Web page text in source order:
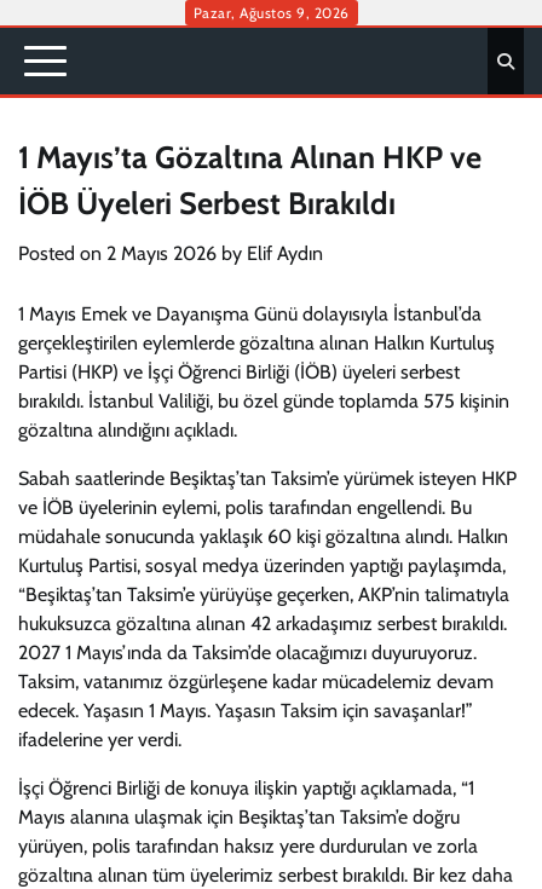
content
Pazar, Ağustos 9, 2026
1 Mayıs’ta Gözaltına Alınan HKP ve
İÖB Üyeleri Serbest Bırakıldı
Posted on 2 Mayıs 2026 by Elif Aydın
1 Mayıs Emek ve Dayanışma Günü dolayısıyla İstanbul’da
gerçekleştirilen eylemlerde gözaltına alınan Halkın Kurtuluş
Partisi (HKP) ve İşçi Öğrenci Birliği (İÖB) üyeleri serbest
bırakıldı. İstanbul Valiliği, bu özel günde toplamda 575 kişinin
gözaltına alındığını açıkladı.
Sabah saatlerinde Beşiktaş’tan Taksim’e yürümek isteyen HKP
ve İÖB üyelerinin eylemi, polis tarafından engellendi. Bu
müdahale sonucunda yaklaşık 60 kişi gözaltına alındı. Halkın
Kurtuluş Partisi, sosyal medya üzerinden yaptığı paylaşımda,
“Beşiktaş’tan Taksim’e yürüyüşe geçerken, AKP’nin talimatıyla
hukuksuzca gözaltına alınan 42 arkadaşımız serbest bırakıldı.
2027 1 Mayıs’ında da Taksim’de olacağımızı duyuruyoruz.
Taksim, vatanımız özgürleşene kadar mücadelemiz devam
edecek. Yaşasın 1 Mayıs. Yaşasın Taksim için savaşanlar!”
ifadelerine yer verdi.
İşçi Öğrenci Birliği de konuya ilişkin yaptığı açıklamada, “1
Mayıs alanına ulaşmak için Beşiktaş’tan Taksim’e doğru
yürüyen, polis tarafından haksız yere durdurulan ve zorla
gözaltına alınan tüm üyelerimiz serbest bırakıldı. Bir kez daha